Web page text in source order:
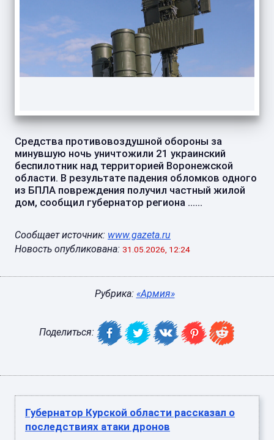
Средства противовоздушной обороны за
минувшую ночь уничтожили 21 украинский
беспилотник над территорией Воронежской
области. В результате падения обломков одного
из БПЛА повреждения получил частный жилой
дом, сообщил губернатор региона ......
Сообщает источник: www.gazeta.ru
Новость опубликована: 31.05.2026, 12:24
Рубрика: «Армия»
Поделиться:
Губернатор Курской области рассказал о
последствиях атаки дронов